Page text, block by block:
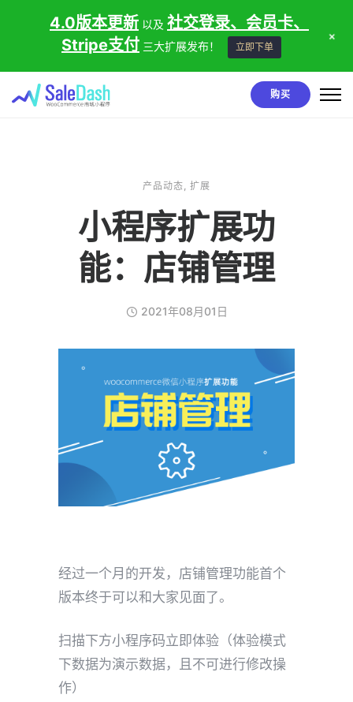
购买
产品动态, 扩展
小程序扩展功
能：店铺管理
2021年08月01日
经过一个月的开发，店铺管理功能首个
版本终于可以和大家见面了。
扫描下方小程序码立即体验（体验模式
下数据为演示数据，且不可进行修改操
作）
4.0版本更新 以及 社交登录、会员卡、
Stripe支付 三大扩展发布！ 立即下单
+